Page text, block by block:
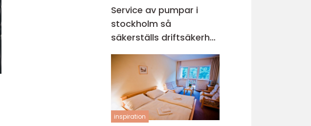
Service av pumpar i
stockholm så
säkerställs driftsäkerhet
och ekonomi
inspiration